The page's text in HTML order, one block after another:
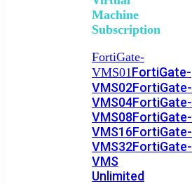
Machine
Subscription
FortiGate-
VMS01FortiGate-
VMS02FortiGate-
VMS04FortiGate-
VMS08FortiGate-
VMS16FortiGate-
VMS32FortiGate-
VMS
Unlimited